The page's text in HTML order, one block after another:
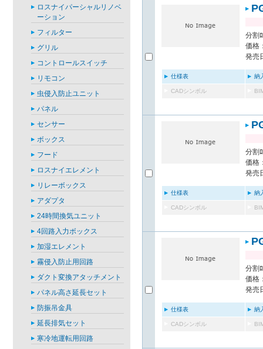
分割
価格
発売
仕様表 納
CADシンボル
分割
価格
発売
仕様表 納
CADシンボル
分割
価格
発売
仕様表 納
CADシンボル
ロスナイパーシャルリノベ
ーション
フィルター
グリル
コントロールスイッチ
リモコン
虫侵入防止ユニット
パネル
センサー
ボックス
フード
ロスナイエレメント
リレーボックス
アダプタ
24時間換気ユニット
4回路入力ボックス
加湿エレメント
霧侵入防止用回路
ダクト変換アタッチメント
パネル高さ延長セット
防振吊金具
延長排気セット
寒冷地運転用回路